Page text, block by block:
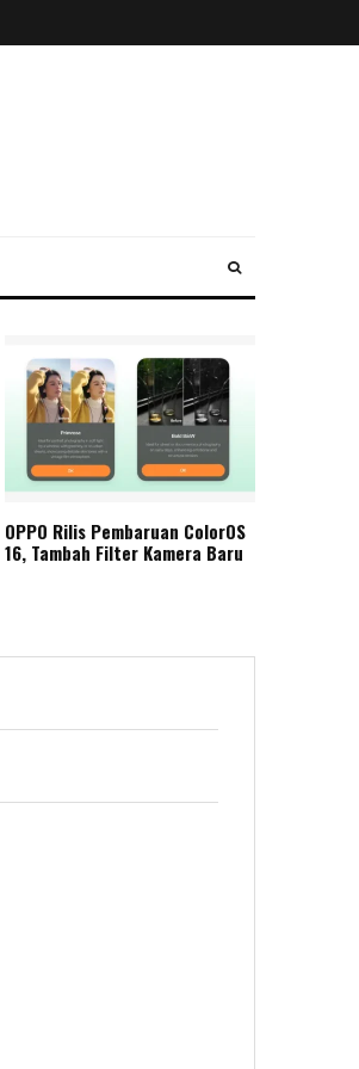
OPPO Rilis Pembaruan ColorOS
16, Tambah Filter Kamera Baru